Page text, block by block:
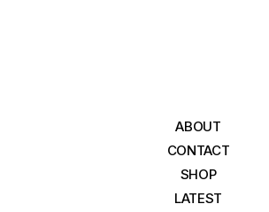
ABOUT
CONTACT
SHOP
LATEST